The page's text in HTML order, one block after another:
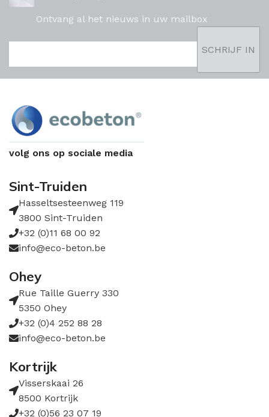
Ontvang al het nieuws in uw mailbox
volg ons op sociale media
Sint-Truiden
Hasseltsesteenweg 119
3800 Sint-Truiden
+32 (0)11 68 00 92
info@eco-beton.be
Ohey
Rue Taille Guerry 330
5350 Ohey
+32 (0)4 252 88 28
info@eco-beton.be
Kortrijk
Visserskaai 26
8500 Kortrijk
+32 (0)56 23 07 19